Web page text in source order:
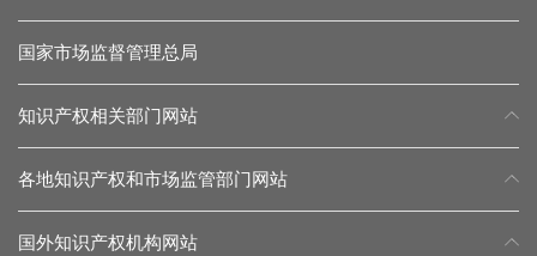
国家市场监督管理总局
知识产权相关部门网站
各地知识产权和市场监管部门网站
国外知识产权机构网站